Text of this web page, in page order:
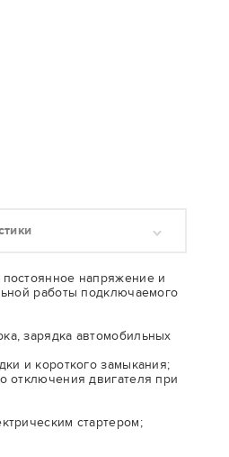
напряжение и
работы подключаемого
зарядка автомобильных
и короткого замыкания;
отключения двигателя при
стартером;